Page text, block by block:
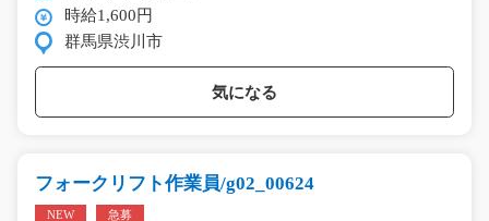
時給1,600円
群馬県渋川市
気になる
フォークリフト作業員/g02_00624
NEW 急募